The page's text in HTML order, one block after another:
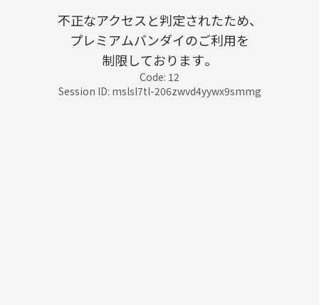
不正なアクセスと判定されたため、
プレミアムバンダイのご利用を
制限しております。
Code: 12
Session ID: mslsl7tl-206zwvd4yywx9smmg